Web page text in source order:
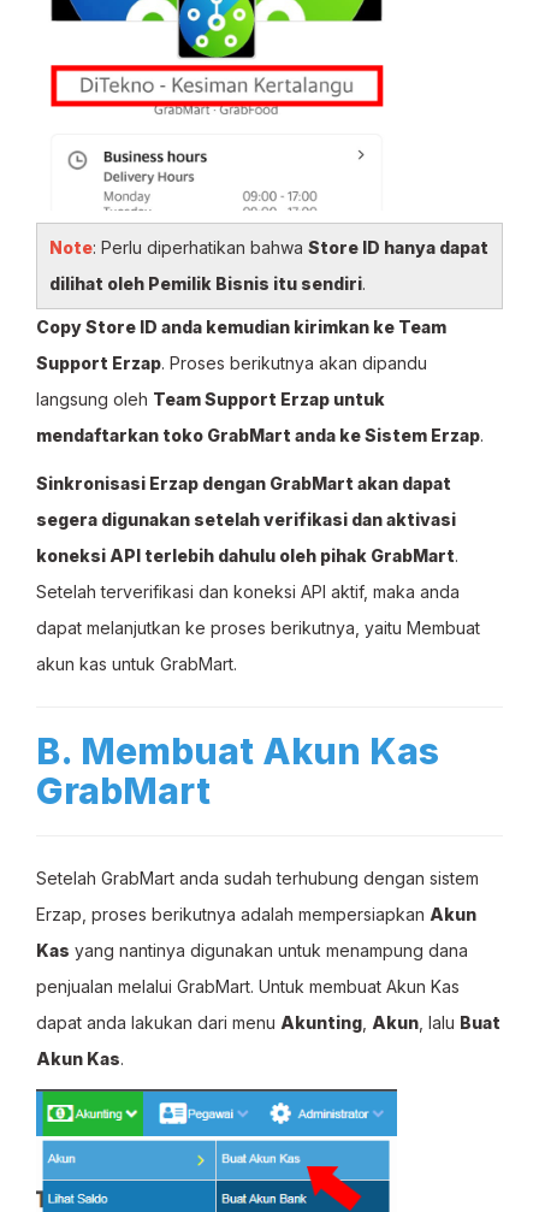
Note: Perlu diperhatikan bahwa Store ID hanya dapat
dilihat oleh Pemilik Bisnis itu sendiri.
Copy Store ID anda kemudian kirimkan ke Team
Support Erzap. Proses berikutnya akan dipandu
langsung oleh Team Support Erzap untuk
mendaftarkan toko GrabMart anda ke Sistem Erzap.
Sinkronisasi Erzap dengan GrabMart akan dapat
segera digunakan setelah verifikasi dan aktivasi
koneksi API terlebih dahulu oleh pihak GrabMart.
Setelah terverifikasi dan koneksi API aktif, maka anda
dapat melanjutkan ke proses berikutnya, yaitu Membuat
akun kas untuk GrabMart.
B. Membuat Akun Kas
GrabMart
Setelah GrabMart anda sudah terhubung dengan sistem
Erzap, proses berikutnya adalah mempersiapkan Akun
Kas yang nantinya digunakan untuk menampung dana
penjualan melalui GrabMart. Untuk membuat Akun Kas
dapat anda lakukan dari menu Akunting Akun , lalu Buat
Akun Kas.